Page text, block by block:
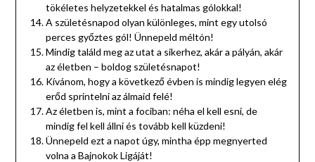
tökéletes helyzetekkel és hatalmas gólokkal!
A születésnapod olyan különleges, mint egy utolsó
perces győztes gól! Ünnepeld méltón!
Mindig találd meg az utat a sikerhez, akár a pályán, akár
az életben – boldog születésnapot!
Kívánom, hogy a következő évben is mindig legyen elég
erőd sprintelni az álmaid felé!
Az életben is, mint a fociban: néha el kell esni, de
mindig fel kell állni és tovább kell küzdeni!
Ünnepeld ezt a napot úgy, mintha épp megnyerted
volna a Bajnokok Ligáját!